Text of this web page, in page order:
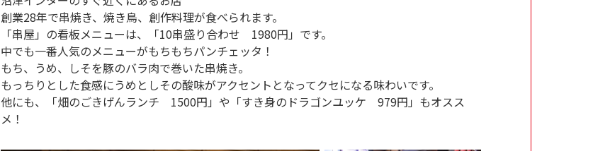
創業28年で串焼き、焼き鳥、創作料理が食べられます。
「串屋」の看板メニューは、「10串盛り合わせ 1980円」です。
中でも一番人気のメニューがもちもちパンチェッタ！
もち、うめ、しそを豚のバラ肉で巻いた串焼き。
もっちりとした食感にうめとしその酸味がアクセントとなってクセになる味わいです。
他にも、「畑のごきげんランチ 1500円」や「すき身のドラゴンユッケ 979円」もオスス
メ！